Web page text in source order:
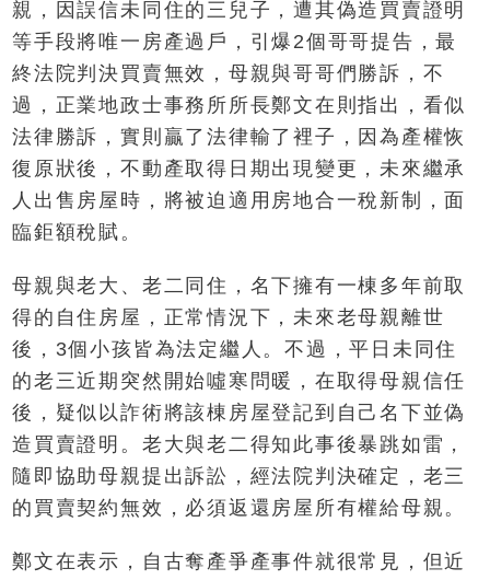
親，因誤信未同住的三兒子，遭其偽造買賣證明
等手段將唯一房產過戶，引爆2個哥哥提告，最
終法院判決買賣無效，母親與哥哥們勝訴，不
過，正業地政士事務所所長鄭文在則指出，看似
法律勝訴，實則贏了法律輸了裡子，因為產權恢
復原狀後，不動產取得日期出現變更，未來繼承
人出售房屋時，將被迫適用房地合一稅新制，面
臨鉅額稅賦。
母親與老大、老二同住，名下擁有一棟多年前取
得的自住房屋，正常情況下，未來老母親離世
後，3個小孩皆為法定繼人。不過，平日未同住
的老三近期突然開始噓寒問暖，在取得母親信任
後，疑似以詐術將該棟房屋登記到自己名下並偽
造買賣證明。老大與老二得知此事後暴跳如雷，
隨即協助母親提出訴訟，經法院判決確定，老三
的買賣契約無效，必須返還房屋所有權給母親。
鄭文在表示，自古奪產爭產事件就很常見，但近